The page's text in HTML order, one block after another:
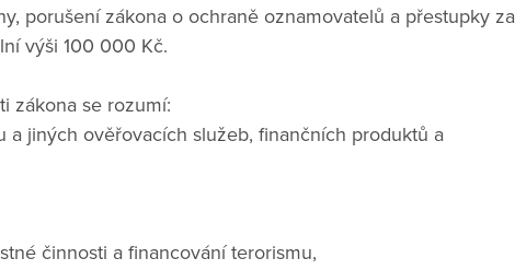
porušení zákona o ochraně oznamovatelů a přestupky za
výši 100 000 Kč.
zákona se rozumí:
jiných ověřovacích služeb, finančních produktů a
činnosti a financování terorismu,